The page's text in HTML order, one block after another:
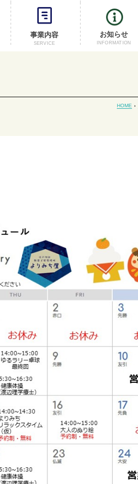
事業内容
SERVICE
お知らせ
INFORMATION
HOME